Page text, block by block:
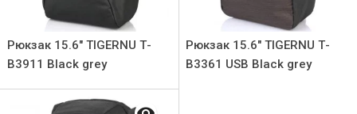
Рюкзак 15.6" TIGERNU Т-
В3911 Black grey
Рюкзак 15.6" TIGERNU Т-
В3361 USB Black grey